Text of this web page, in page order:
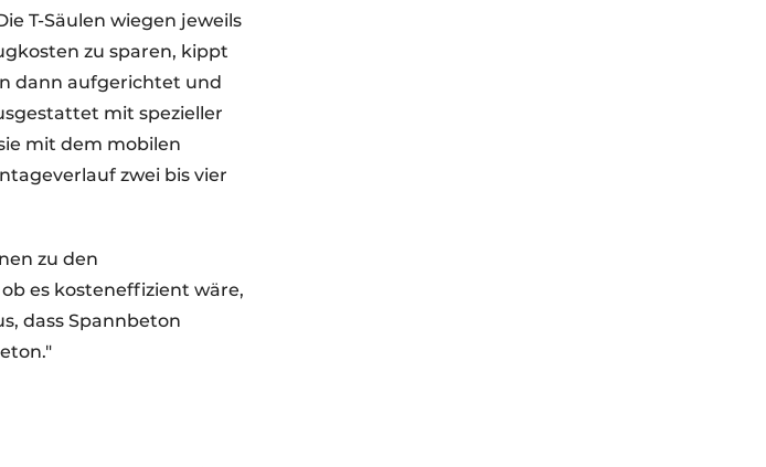
T-Säulen wiegen jeweils
zu sparen, kippt
dann aufgerichtet und
mit spezieller
mit dem mobilen
zwei bis vier
zu den
es kosteneffizient wäre,
dass Spannbeton